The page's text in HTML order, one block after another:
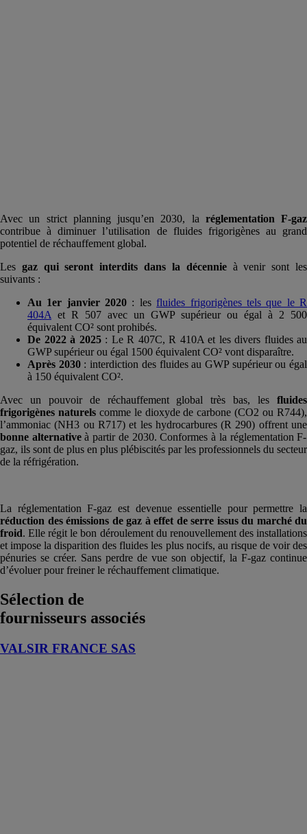
Avec un strict planning jusqu’en 2030, la réglementation F-gaz
contribue à diminuer l’utilisation de fluides frigorigènes au grand
potentiel de réchauffement global.
Les gaz qui seront interdits dans la décennieà venir sont les
suivants :
Au 1er janvier 2020 : lesfluides frigorigènes tels que le R
404A et R 507 avec un GWP supérieur ou égal à 2 500
équivalent CO² sont prohibés.
De 2022 à 2025: Le R 407C, R 410A et les divers fluides au
GWP supérieur ou égal 1500 équivalent CO² vont disparaître.
Après 2030: interdiction des fluides au GWP supérieur ou égal
à 150 équivalent CO².
Avec un pouvoir de réchauffement global très bas, les fluides
frigorigènes naturelscomme le dioxyde de carbone (CO2 ou R744),
l’ammoniac (NH3 ou R717) et les hydrocarbures (R 290) offrent une
bonne alternativeà partir de 2030. Conformes à la réglementation F-
gaz, ils sont de plus en plus plébiscités par les professionnels du secteur
de la réfrigération.
La réglementation F-gaz est devenue essentielle pour permettre la
réduction des émissions de gaz à effet de serre issus du marché du
froid. Elle régit le bon déroulement du renouvellement des installations
et impose la disparition des fluides les plus nocifs, au risque de voir des
pénuries se créer. Sans perdre de vue son objectif, la F-gaz continue
d’évoluer pour freiner le réchauffement climatique.
Sélection de
fournisseurs associés
VALSIR FRANCE SAS